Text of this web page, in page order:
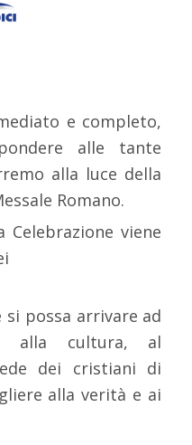
e completo,
alle tante
alla luce della
Romano.
Celebrazione viene
possa arrivare ad
alla cultura, al
dei cristiani di
alla verità e ai